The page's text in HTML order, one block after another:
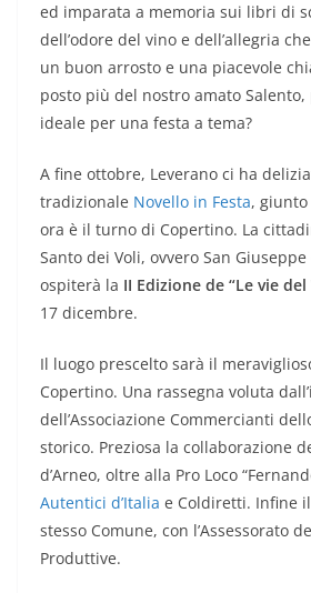
ed imparata a memoria sui libri di
dell’odore del vino e dell’allegria
un buon arrosto e una piacevole
posto più del nostro amato
ideale per una festa a tema?
A fine ottobre, Leverano ci ha
tradizionale Novello in Festa, giunto
ora è il turno di Copertino. La
Santo dei Voli, ovvero San
ospiterà la II Edizione de “Le vie
17 dicembre.
Il luogo prescelto sarà il
Copertino. Una rassegna voluta
dell’Associazione Commercianti
storico. Preziosa la collaborazione
d’Arneo, oltre alla Pro Loco
Autentici d’Italia e Coldiretti. Infine
stesso Comune, con l’Assessorato
Produttive.